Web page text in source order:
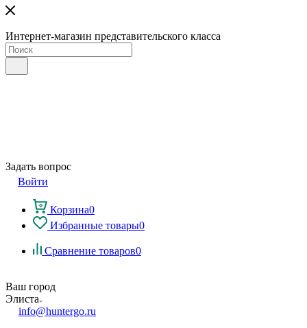
Интернет-магазин представительского класса
Задать вопрос
Войти
Корзина0
Избранные товары0
Сравнение товаров0
Ваш город
Элиста
info@huntergo.ru